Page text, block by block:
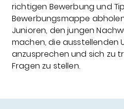
richtigen Bewerbung und
Bewerbungsmappe
Junioren, den jungen
machen, die ausstellenden
anzusprechen und sich zu
Fragen zu stellen.